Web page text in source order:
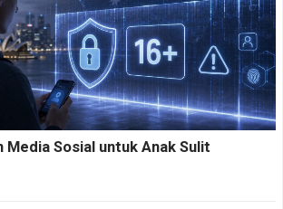
Media Sosial untuk Anak Sulit